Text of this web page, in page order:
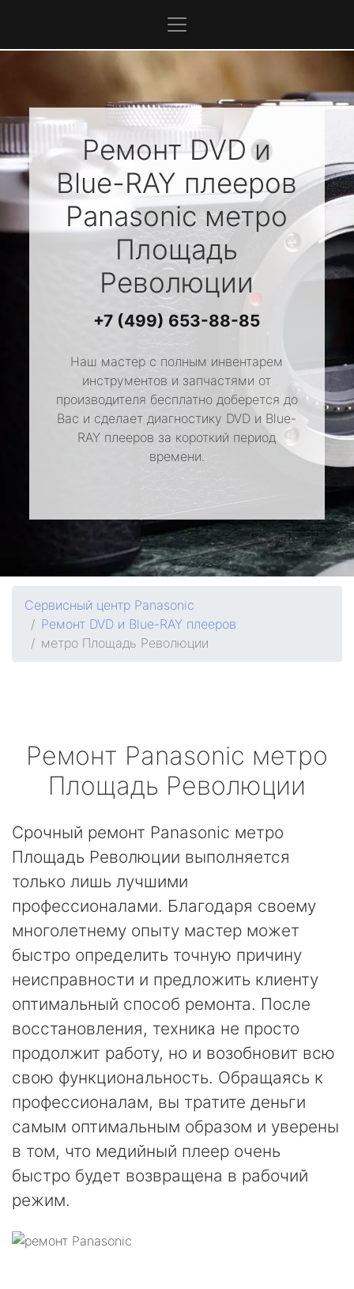
Ремонт DVD и
Blue-RAY плееров
Panasonicметро
Площадь
Революции
+7 (499) 653-88-85
Наш мастер с полным инвентарем
инструментов и запчастями от
производителя бесплатно доберется до
Вас и сделает диагностику DVD и Blue-
RAY плееров за короткий период
времени.
Сервисный центр Panasonic
Ремонт DVD и Blue-RAY плееров
метро Площадь Революции
Ремонт Panasonic метро
Площадь Революции
Срочный ремонт Panasonic метро
Площадь Революции выполняется
только лишь лучшими
профессионалами. Благодаря своему
многолетнему опыту мастер может
быстро определить точную причину
неисправности и предложить клиенту
оптимальный способ ремонта. После
восстановления, техника не просто
продолжит работу, но и возобновит всю
свою функциональность. Обращаясь к
профессионалам, вы тратите деньги
самым оптимальным образом и уверены
в том, что медийный плеер очень
быстро будет возвращена в рабочий
режим.